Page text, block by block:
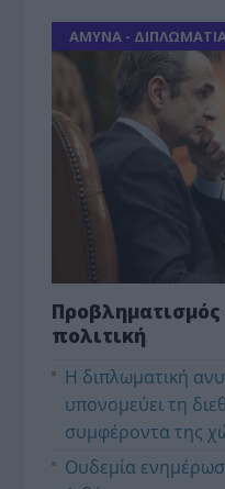
ΑΜΥΝΑ -
Προβληματισμός
πολιτική
Η διπλωματική
υπονομεύει τη
συμφέροντα της
Ουδεμία